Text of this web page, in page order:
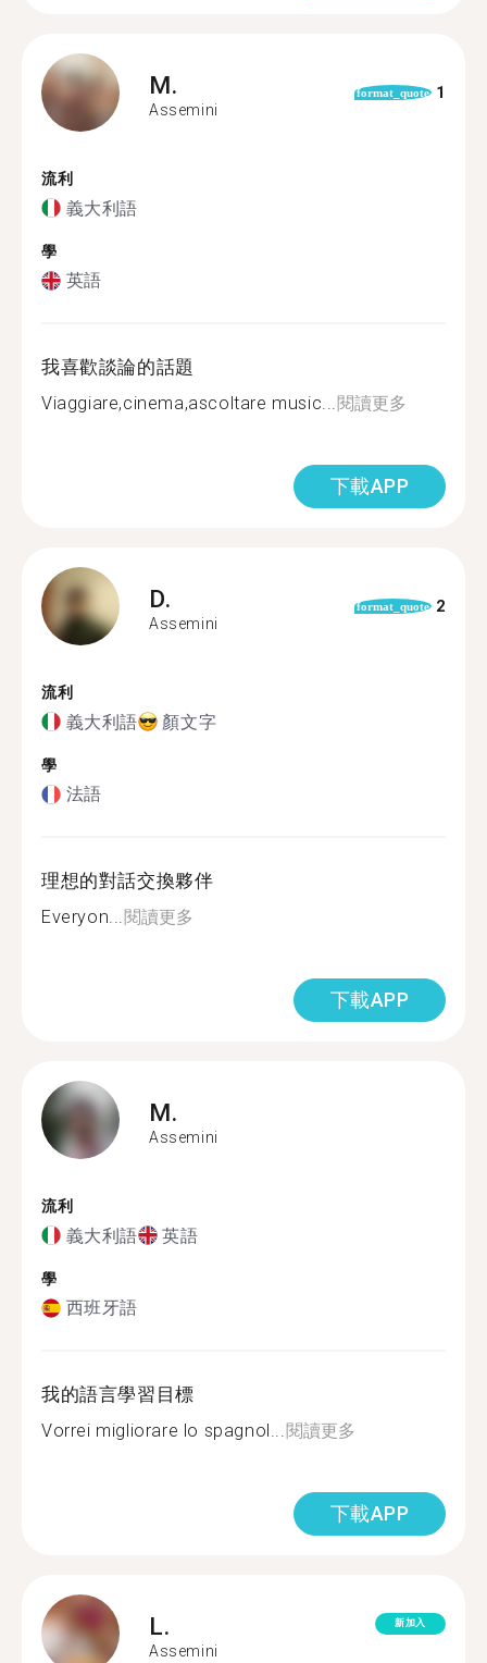
M.
Assemini
format_quote 1
流利
義大利語
學
英語
我喜歡談論的話題
Viaggiare,cinema,ascoltare music...閱讀更多
下載APP
D.
Assemini
format_quote 2
流利
義大利語 顏文字
學
法語
理想的對話交換夥伴
Everyon...閱讀更多
下載APP
M.
Assemini
流利
義大利語 英語
學
西班牙語
我的語言學習目標
Vorrei migliorare lo spagnol...閱讀更多
下載APP
L.
Assemini
新加入